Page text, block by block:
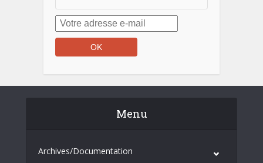
Menu
Archives/Documentation